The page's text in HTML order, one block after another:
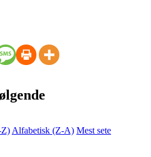
Alfabetisk (Z-A) Mest sete